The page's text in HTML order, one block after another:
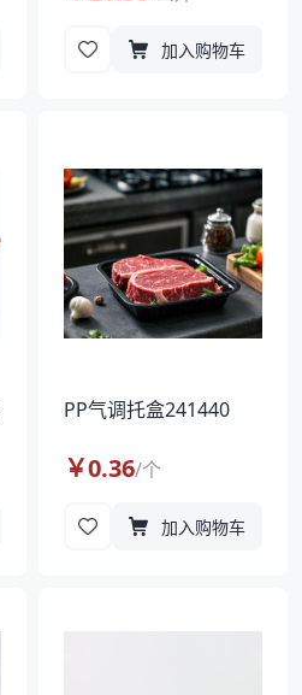
加入购物车
PP气调托盒241440
￥0.36/个
加入购物车